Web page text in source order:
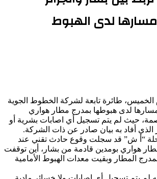
لدى الهبوط
الخميس، طائرة تابعة لشركة الخطوط الجوية
لدى هبوطها بمدرج مطار هواري
حيث لم يتم تسجيل أي اصابات بشرية أو
الذي أفاد به بيان صادر عن ذات الشركة.
“أ ش” قد سجلت وقوع حادث تقني عند
هواري بومدين قادمة من بشار، أين توقفت
المطار وبقيت معدات الهبوط الأمامية